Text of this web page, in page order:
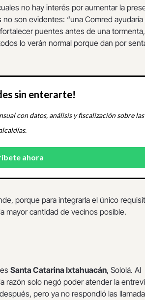
no hay interés por aumentar la
son evidentes: “una Comred ayudaría
puentes antes de una
lo verán normal porque dan por
sin enterarte!
con datos, análisis y fiscalización sobre las
porque para integrarla el único
mayor cantidad de vecinos posible.
Santa Catarina Ixtahuacán, Sololá. Al
razón solo negó poder atender la
pero ya no respondió las